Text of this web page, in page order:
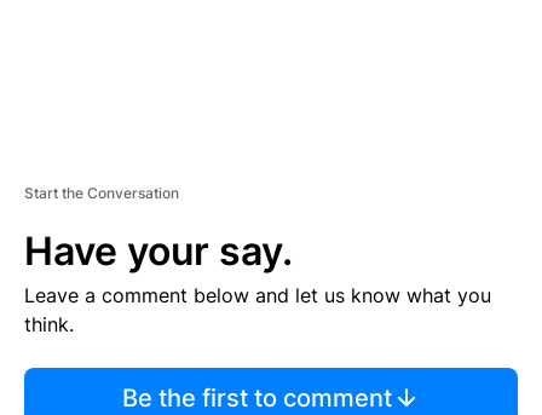
Start the Conversation
Have your say.
Leave a comment below and let us know what you
think.
Be the first to comment